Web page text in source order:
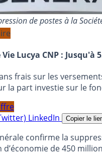
de postes à la
Lucya CNP : Jusqu'à
frais sur les
la part investie sur le
LinkedIn Copier le
confirme la
de 450